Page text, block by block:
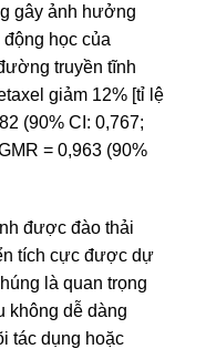
gây ảnh hưởng
học của
truyền tĩnh
giảm 12% [tỉ lệ
(90% CI: 0,767;
= 0,963 (90%
được đào thải
tích cực được dự
là quan trọng
không dễ dàng
tác dụng hoặc